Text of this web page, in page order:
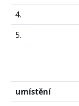
4.
5.
umístění